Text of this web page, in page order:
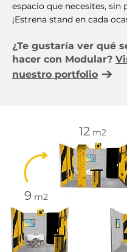
espacio que necesites, sin
¡Estrena stand en cada
¿Te gustaría ver qué
hacer con Modular?
nuestro portfolio →
12 m2
9 m2